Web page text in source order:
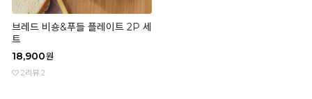
브레드 비숑&푸들 플레이트 2P 세
트
18,900원
2리뷰 2